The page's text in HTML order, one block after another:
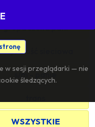
w sesji przeglądarki — nie
śledzących.
grupa szuka pani
sieciowa
s/m - panie
WSZYSTKIE